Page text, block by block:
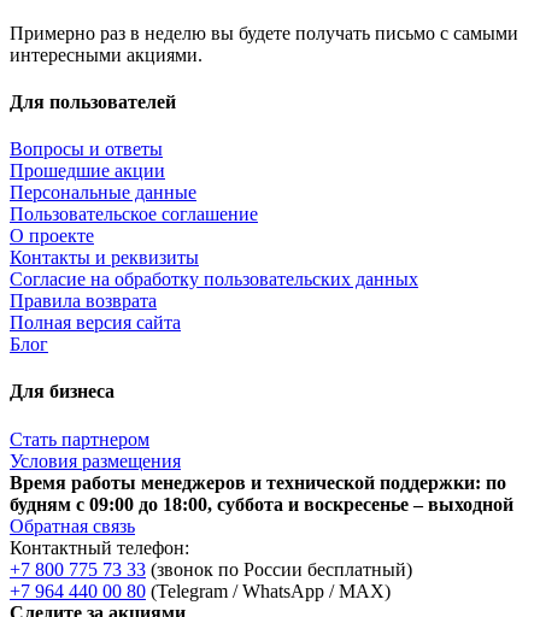
Примерно раз в неделю вы будете получать письмо с самыми
интересными акциями.
Для пользователей
Вопросы и ответы
Прошедшие акции
Персональные данные
Пользовательское соглашение
О проекте
Контакты и реквизиты
Согласие на обработку пользовательских данных
Правила возврата
Полная версия сайта
Блог
Для бизнеса
Стать партнером
Условия размещения
Время работы менеджеров и технической поддержки: по
будням с 09:00 до 18:00, суббота и воскресенье – выходной
Обратная связь
Контактный телефон:
+7 800 775 73 33 (звонок по России бесплатный)
+7 964 440 00 80 (Telegram / WhatsApp / MAX)
Следите за акциями